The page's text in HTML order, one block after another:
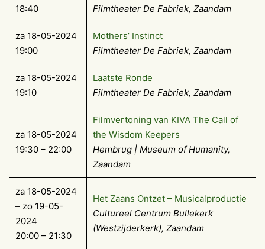
18:40
Filmtheater De Fabriek, Zaandam
za 18-05-2024
19:00
Mothers’ Instinct
Filmtheater De Fabriek, Zaandam
za 18-05-2024
19:10
Laatste Ronde
Filmtheater De Fabriek, Zaandam
za 18-05-2024
19:30 – 22:00
Filmvertoning van KIVA The Call of
the Wisdom Keepers
Hembrug | Museum of Humanity,
Zaandam
za 18-05-2024
– zo 19-05-
2024
20:00 – 21:30
Het Zaans Ontzet – Musicalproductie
Cultureel Centrum Bullekerk
(Westzijderkerk), Zaandam